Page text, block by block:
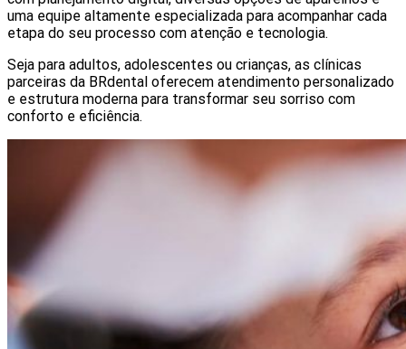
uma equipe altamente especializada para acompanhar cada
etapa do seu processo com atenção e tecnologia.
Seja para adultos, adolescentes ou crianças, as clínicas
parceiras da BRdental oferecem atendimento personalizado
e estrutura moderna para transformar seu sorriso com
conforto e eficiência.